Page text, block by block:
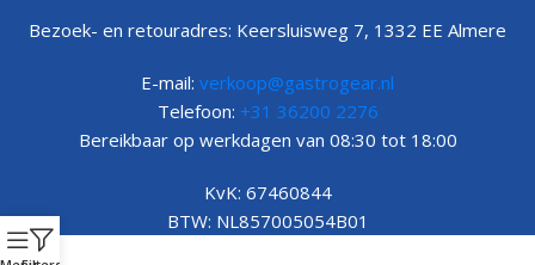
Bezoek- en retouradres: Keersluisweg 7, 1332 EE Almere
E-mail: verkoop@gastrogear.nl
Telefoon: +31 36200 2276
Bereikbaar op werkdagen van 08:30 tot 18:00
KvK: 67460844
BTW: NL857005054B01